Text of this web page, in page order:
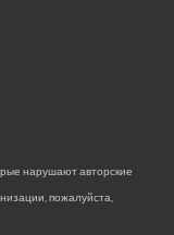
нарушают авторские
пожалуйста,